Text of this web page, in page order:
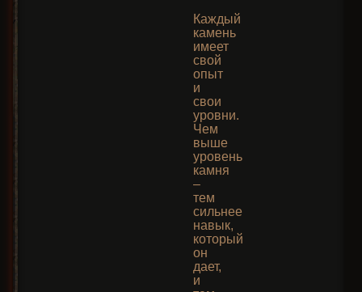
Каждый
камень
имеет
свой
опыт
и
свои
уровни.
Чем
выше
уровень
камня
–
тем
сильнее
навык,
который
он
дает,
и